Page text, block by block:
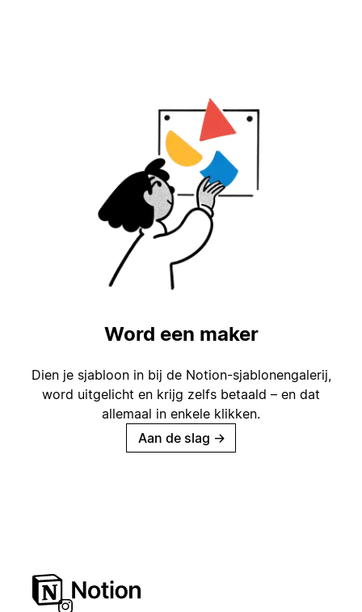
Word een maker
Dien je sjabloon in bij de Notion-sjablonengalerij,
word uitgelicht en krijg zelfs betaald – en dat
allemaal in enkele klikken.
Aan de slag →